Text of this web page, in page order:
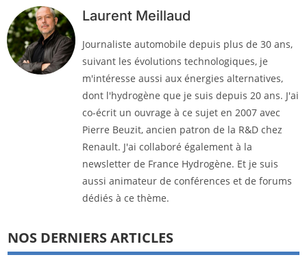
Laurent Meillaud
Journaliste automobile depuis plus de 30 ans,
suivant les évolutions technologiques, je
m'intéresse aussi aux énergies alternatives,
dont l'hydrogène que je suis depuis 20 ans. J'ai
co-écrit un ouvrage à ce sujet en 2007 avec
Pierre Beuzit, ancien patron de la R&D chez
Renault. J'ai collaboré également à la
newsletter de France Hydrogène. Et je suis
aussi animateur de conférences et de forums
dédiés à ce thème.
NOS DERNIERS ARTICLES